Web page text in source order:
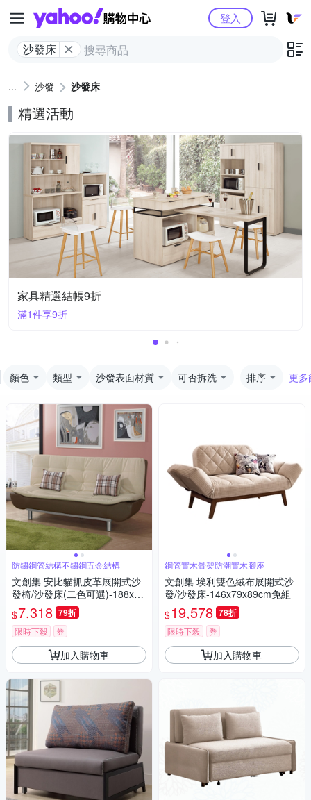
Yahoo購物中心
沙發床
登入
沙發 沙發床
精選活動
家具精選結帳9折
滿1件享9折
顏色 類型 沙發表面材質 可否拆洗 排序 更多
防鏽鋼管結構不鏽鋼五金結構
文創集 安比貓抓皮革展開式沙
發椅/沙發床(二色可選)-188x92
x88cm免組
$7,318 79折
限時下殺 券
加入購物車
鋼管實木骨架防潮實木腳座
文創集 埃利雙色絨布展開式沙
發/沙發床-146x79x89cm免組
$19,578 78折
限時下殺 券
加入購物車